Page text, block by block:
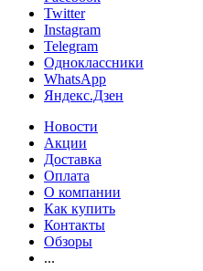
Twitter
Instagram
Telegram
Одноклассники
WhatsApp
Яндекс.Дзен
Новости
Акции
Доставка
Оплата
О компании
Как купить
Контакты
Обзоры
...